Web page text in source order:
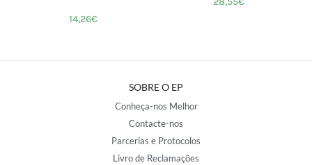
14,26€
SOBRE O EP
Conheça-nos Melhor
Contacte-nos
Parcerias e Protocolos
Livro de Reclamações